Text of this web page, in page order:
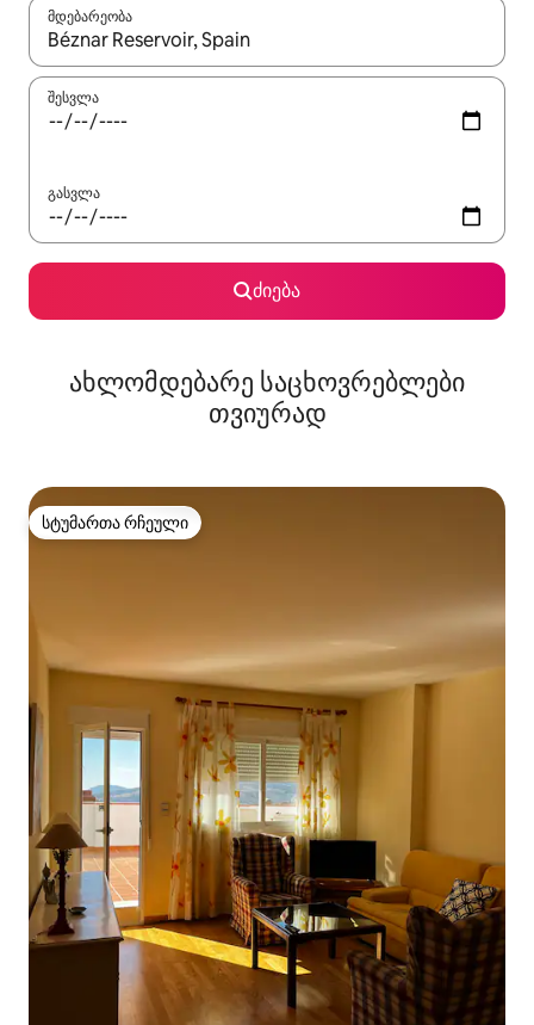
მდებარეობა
როცა შედეგები ხელმისაწვდომი გახდება, ნავიგაციისთვის
შესვლა
გასვლა
ძიება
ახლომდებარე საცხოვრებლები
თვიურად
სტუმართა რჩეული
სტუმართა რჩეული